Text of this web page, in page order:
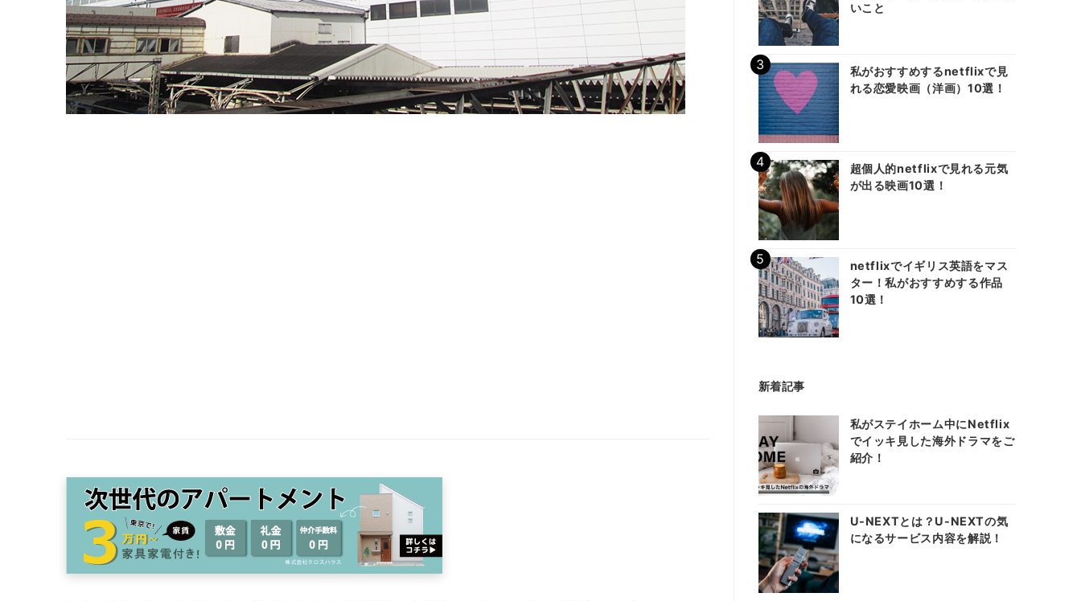
いこと
私がおすすめするnetflixで見
れる恋愛映画（洋画）10選！
超個人的netflixで見れる元気
が出る映画10選！
netflixでイギリス英語をマス
ター！私がおすすめする作品
10選！
新着記事
私がステイホーム中にNetflix
でイッキ見した海外ドラマをご
紹介！
U-NEXTとは？U-NEXTの気
になるサービス内容を解説！